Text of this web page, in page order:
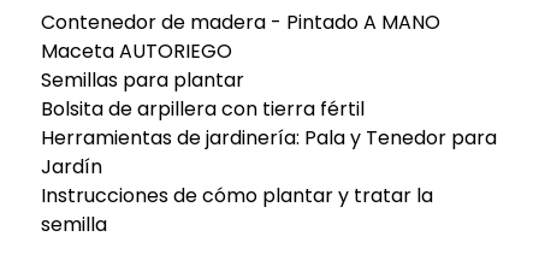
Contenedor de madera - Pintado A MANO
Maceta AUTORIEGO
Semillas para plantar
Bolsita de arpillera con tierra fértil
Herramientas de jardinería: Pala y Tenedor para
Jardín
Instrucciones de cómo plantar y tratar la
semilla